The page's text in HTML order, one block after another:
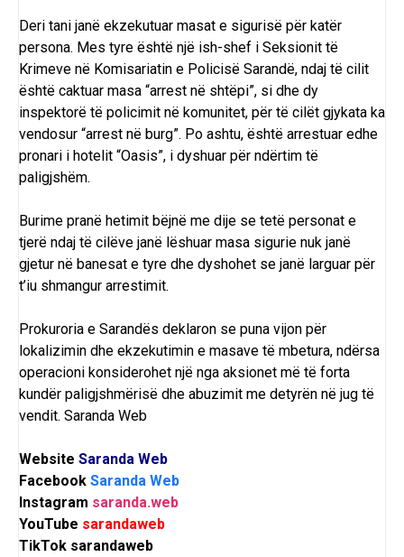
Deri tani janë ekzekutuar masat e sigurisë për katër
persona. Mes tyre është një ish-shef i Seksionit të
Krimeve në Komisariatin e Policisë Sarandë, ndaj të cilit
është caktuar masa “arrest në shtëpi”, si dhe dy
inspektorë të policimit në komunitet, për të cilët gjykata ka
vendosur “arrest në burg”. Po ashtu, është arrestuar edhe
pronari i hotelit “Oasis”, i dyshuar për ndërtim të
paligjshëm.
Burime pranë hetimit bëjnë me dije se tetë personat e
tjerë ndaj të cilëve janë lëshuar masa sigurie nuk janë
gjetur në banesat e tyre dhe dyshohet se janë larguar për
t’iu shmangur arrestimit.
Prokuroria e Sarandës deklaron se puna vijon për
lokalizimin dhe ekzekutimin e masave të mbetura, ndërsa
operacioni konsiderohet një nga aksionet më të forta
kundër paligjshmërisë dhe abuzimit me detyrën në jug të
vendit. Saranda Web
Website Saranda Web
Facebook Saranda Web
Instagram saranda.web
YouTube sarandaweb
TikTok sarandaweb